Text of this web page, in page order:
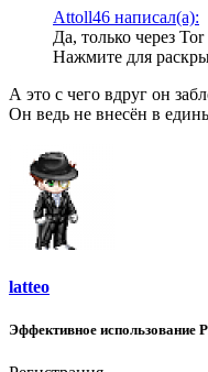
Attoll46 написал(а):
Да, только через Tor
Нажмите для
А это с чего вдруг он
Он ведь не внесён в
latteo
Эффективное использование